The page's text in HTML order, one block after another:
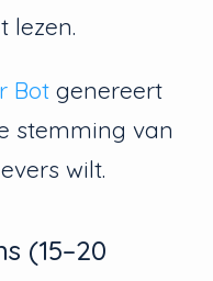
lezen.
Bot genereert
stemming van
wilt.
(15–20